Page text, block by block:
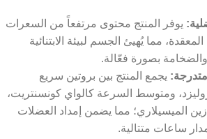
يوفر المنتج محتوى مرتفعاً من السعرات
مما يُهيئ الجسم لبيئة الابتنائية
والضخامة بصورة فعّالة.
يجمع المنتج بين بروتين سريع
ومتوسط السرعة كالواي كونسنتريت،
الميسيلاري؛ مما يضمن إمداد العضلات
ساعات متتالية.